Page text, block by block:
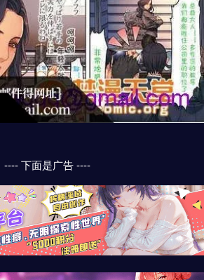
---- 下面是广告 ----